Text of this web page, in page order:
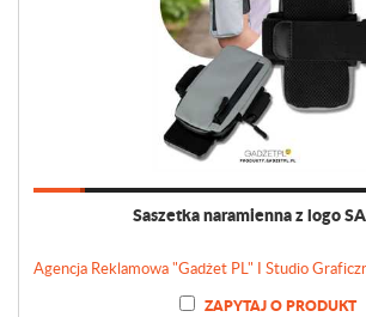
Saszetka naramienna z logo
ZAPYTAJ O PRODUKT